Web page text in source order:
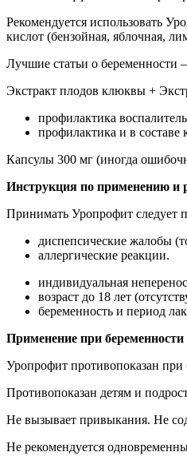
Рекомендуется использовать
кислот (бензойная, яблочная,
Лучшие статьи о беременности
Экстракт плодов клюквы +
профилактика
профилактика и в составе
Капсулы 300 мг (иногда
Инструкция по применению и
Принимать Уропрофит следует
диспепсические жалобы
аллергические реакции.
индивидуальная
возраст до 18 лет
беременность и период
Применение при
Уропрофит противопоказан при
Противопоказан детям и
Не вызывает привыкания. Не
Не рекомендуется